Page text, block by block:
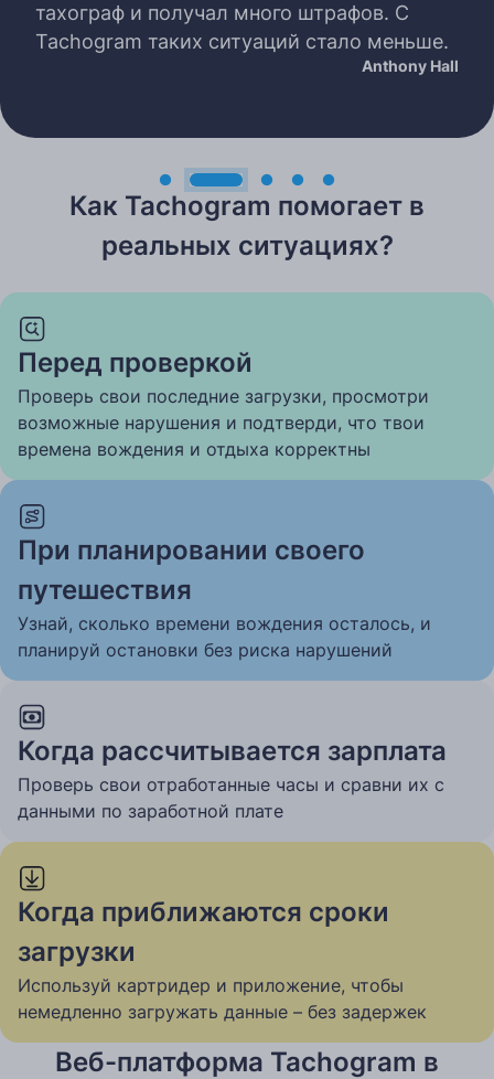
тахограф и получал много штрафов. С
Tachogram таких ситуаций стало меньше.
Anthony Hall
Как Tachogram помогает в
реальных ситуациях?
Перед проверкой
Проверь свои последние загрузки, просмотри
возможные нарушения и подтверди, что твои
времена вождения и отдыха корректны
При планировании своего
путешествия
Узнай, сколько времени вождения осталось, и
планируй остановки без риска нарушений
Когда рассчитывается зарплата
Проверь свои отработанные часы и сравни их с
данными по заработной плате
Когда приближаются сроки
загрузки
Используй картридер и приложение, чтобы
немедленно загружать данные – без задержек
Веб-платформа Tachogram в